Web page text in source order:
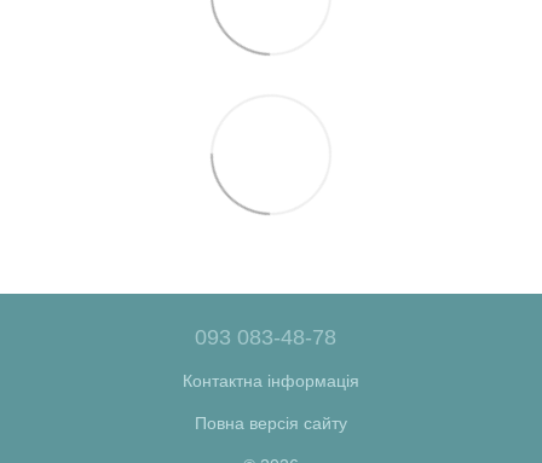
093 083-48-78
Контактна інформація
Повна версія сайту